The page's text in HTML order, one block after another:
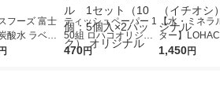
フーズ 富士
酸水 ラベル
1箱（24
円
ティッシュペーパー 1
50組 ロハコオリジナ
ルソフトパックティッ
470円
【水・ミネラ
ター】
r 410ml 1箱（
1,450円